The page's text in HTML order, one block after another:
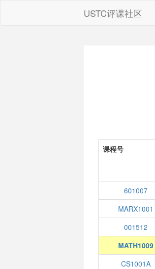
USTC评课社区
课程号
601007
MARX1001
001512
MATH1009
CS1001A